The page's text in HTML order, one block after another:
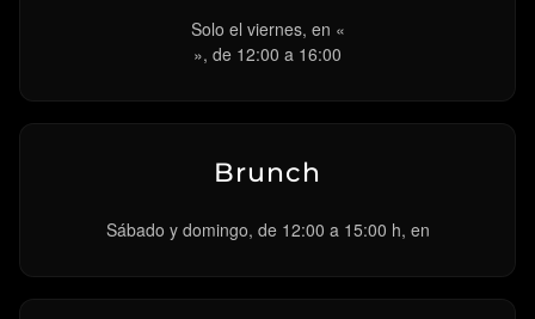
Solo el viernes, en «
», de 12:00 a 16:00
Brunch
Sábado y domingo, de 12:00 a 15:00 h, en